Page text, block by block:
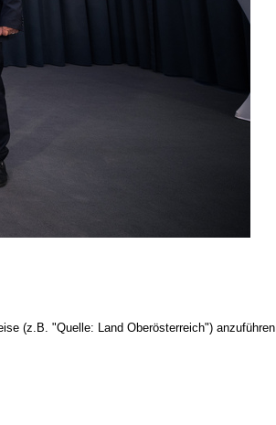
(z.B. "Quelle: Land Oberösterreich") anzuführen.